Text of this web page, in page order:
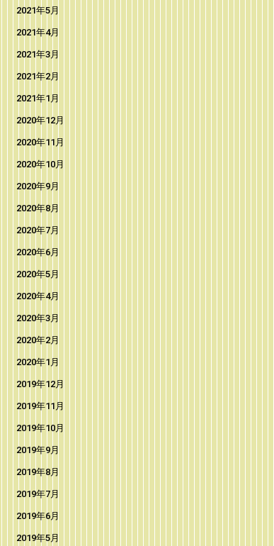
2021年5月
2021年4月
2021年3月
2021年2月
2021年1月
2020年12月
2020年11月
2020年10月
2020年9月
2020年8月
2020年7月
2020年6月
2020年5月
2020年4月
2020年3月
2020年2月
2020年1月
2019年12月
2019年11月
2019年10月
2019年9月
2019年8月
2019年7月
2019年6月
2019年5月